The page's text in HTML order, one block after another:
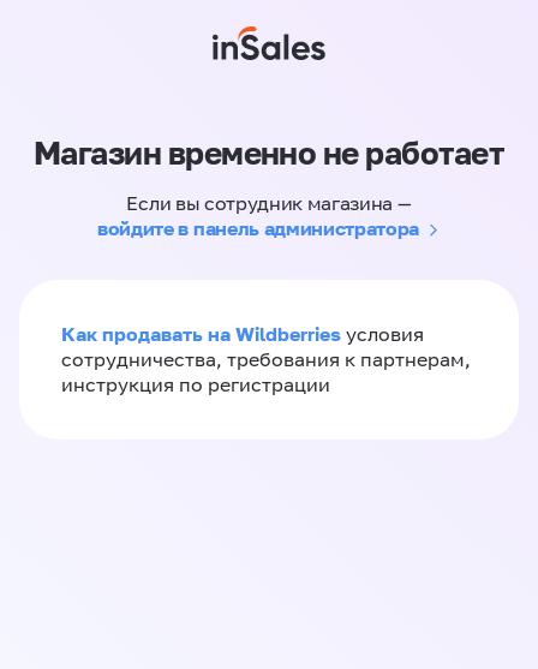
Магазин временно не работает
Если вы сотрудник магазина —
войдите в панель администратора
Как продавать на Wildberries условия
сотрудничества, требования к партнерам,
инструкция по регистрации